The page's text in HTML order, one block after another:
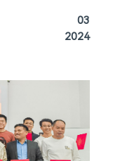
03
2024